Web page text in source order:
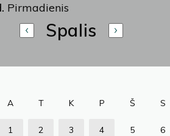
Pirmadienis
Spalis
A T K P Š S
1 2 3 4 5 6